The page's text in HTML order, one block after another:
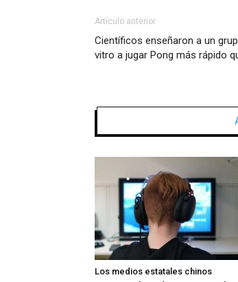
Artículo anterior
Científicos enseñaron a un
vitro a jugar Pong más rápido
Los medios estatales chinos